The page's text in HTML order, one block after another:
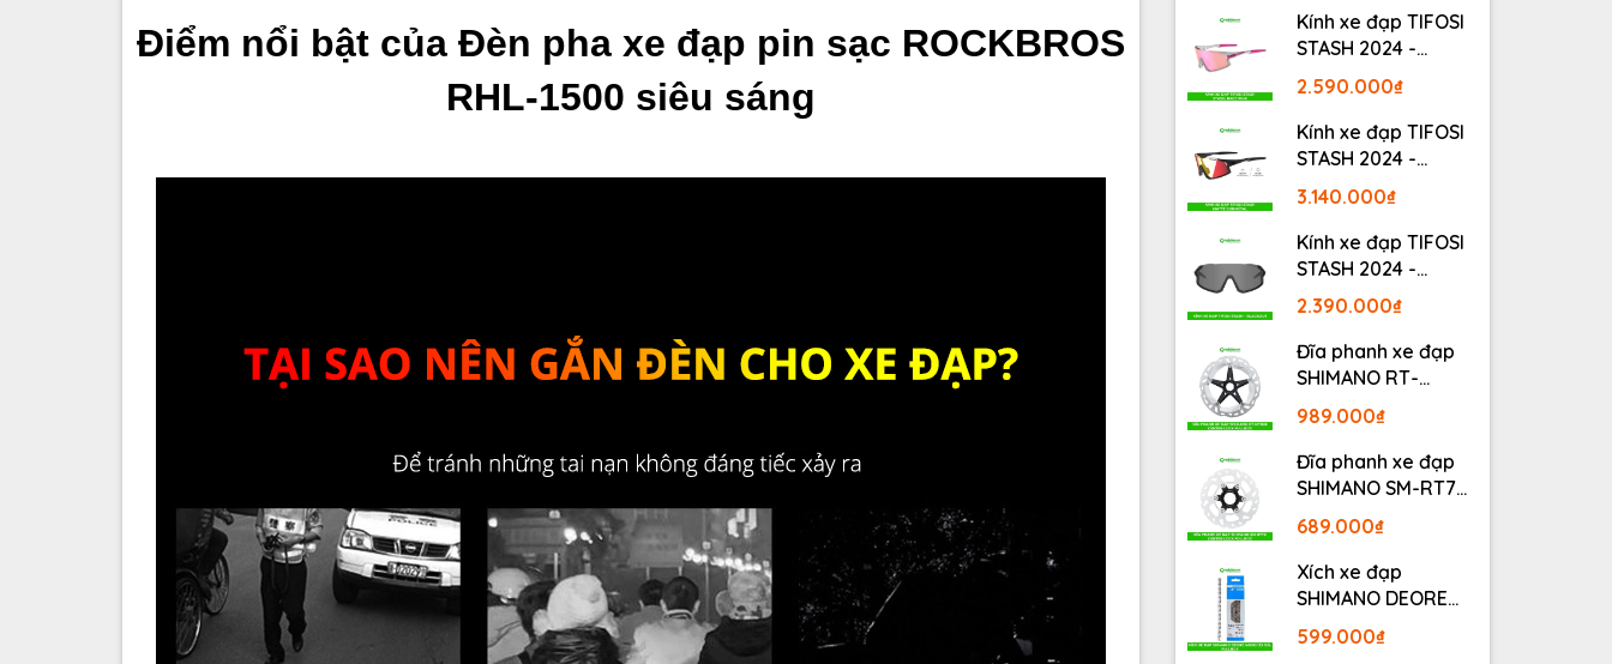
Điểm nổi bật của Đèn pha xe đạp pin sạc ROCKBROS
RHL-1500 siêu sáng
Kính xe đạp TIFOSI
STASH 2024 -
STASH, RACE PINK
2.590.000₫
Kính xe đạp TIFOSI
STASH 2024 -
MATTE GUNMETAL
3.140.000₫
Kính xe đạp TIFOSI
STASH 2024 -
BLACKOUT
2.390.000₫
Đĩa phanh xe đạp
SHIMANO RT-
MT800 Center lock
Fullbox
989.000₫
Đĩa phanh xe đạp
SHIMANO SM-RT70
Center lock Fullbox
689.000₫
Xích xe đạp
SHIMANO DEORE
M6100 12S 126L
Fullbox
599.000₫